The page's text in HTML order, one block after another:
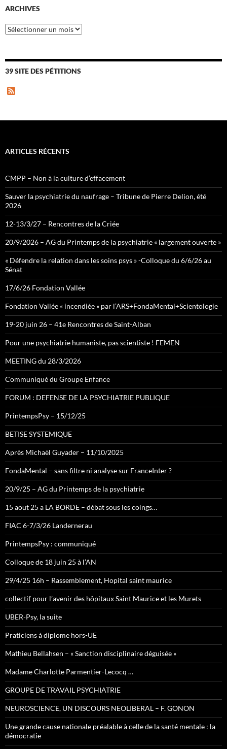
ARCHIVES
Archives
39 SITE DES PÉTITIONS
ARTICLES RÉCENTS
CMPP – Non à la culture d’effacement
Sauver la psychiatrie du naufrage – Tribune de Pierre Delion, été
2026
12-13/3/27 – Rencontres de la Criée
20/9/2026 – AG du Printemps de la psychiatrie « largement ouverte »
« Défendre la relation dans les soins psys » -Colloque du 6/6/26 au
Sénat
17/6/26 Fondation Vallée
Fondation Vallée « incendiée » par l’ARS+FondaMental+Scientologie
19-20 juin 26 – 41e Rencontres de Saint-Alban
Pour une psychiatrie humaniste, pas scientiste ! FEMEN
MEETING du 28/3/2026
Communiqué du Groupe Enfance
FORUM : DEFENSE DE LA PSYCHIATRIE PUBLIQUE
PrintempsPsy – 15/12/25
BETISE SYSTEMIQUE
Après Michaël Guyader – 11/10/2025
FondaMental – sans filtre ni analyse sur FranceInter ?
20/9/25 – AG du Printemps de la psychiatrie
15 aout 25 a LA BORDE – débat sous les coings…
FIAC 6-7/3/26 Landernerau
PrintempsPsy : communiqué
Colloque de 18 juin 25 à l’AN
29/4/25 16h – Rassemblement, Hopital saint maurice
collectif pour l’avenir des hôpitaux Saint Maurice et les Murets
UBER-Psy, la suite
Praticiens à diplome hors-UE
Mathieu Bellahsen – « Sanction disciplinaire déguisée »
Madame Charlotte Parmentier-Lecocq …
GROUPE DE TRAVAIL PSYCHIATRIE
NEUROSCIENCE, UN DISCOURS NEOLIBERAL – F. GONON
Une grande cause nationale préalable à celle de la santé mentale : la
démocratie